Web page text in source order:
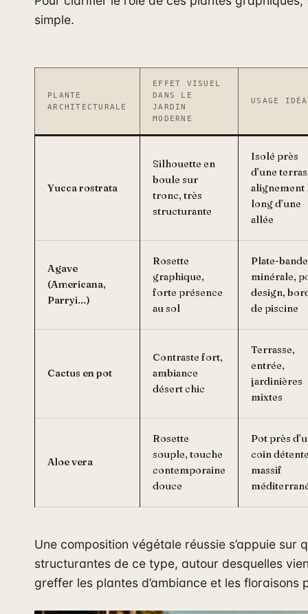
simple.
PLANTE
ARCHITECTURALE
EFFET VISUEL
DANS LE
JARDIN
MODERNE
USAGE
Yucca rostrata
Silhouette en
boule sur
tronc, très
structurante
Isolé près
d’une
alignement
long d’une
allée
Agave
(Americana,
Parryi…)
Rosette
graphique,
forte présence
au sol
Plate-bande
minérale,
design,
de piscine
Cactus en pot
Contraste fort,
ambiance
désert chic
Terrasse,
entrée,
jardinières
mixtes
Aloe vera
Rosette
souple, touche
contemporaine
douce
Pot près
coin
massif
Une composition végétale réussie s’appuie sur
structurantes de ce type, autour desquelles
greffer les plantes d’ambiance et les floraisons